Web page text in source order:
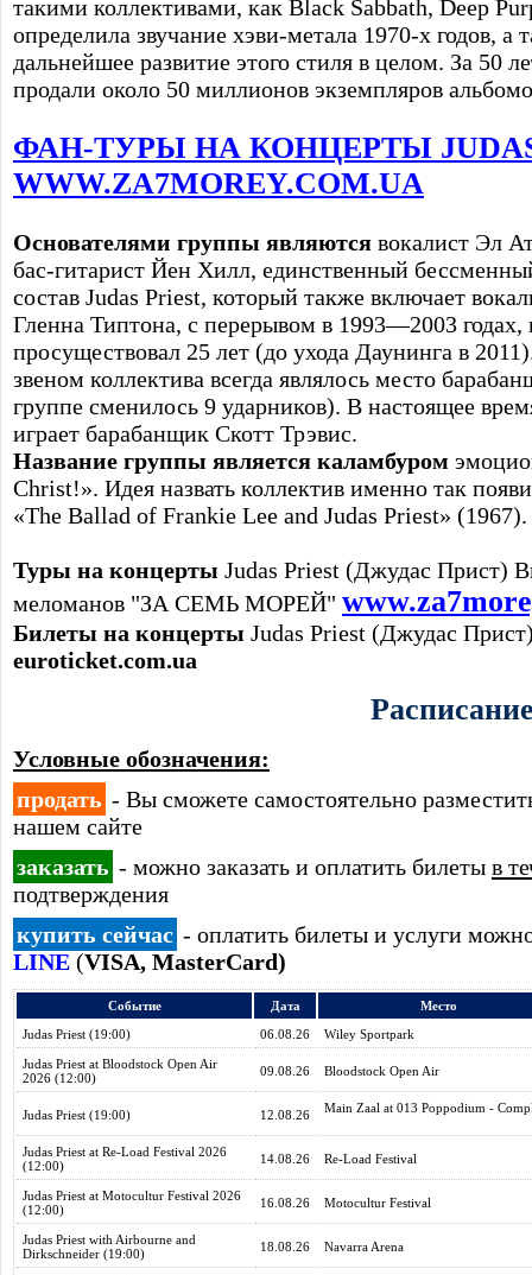
такими коллективами, как Black Sabbath, Deep
определила звучание хэви-метала 1970-х годов, а
дальнейшее развитие этого стиля в целом. За 50
продали около 50 миллионов экземпляров
ФАН-ТУРЫ НА КОНЦЕРТЫ JUDAS
WWW.ZA7MOREY.COM.UA
Основателями группы являются вокалист Эл
бас-гитарист Йен Хилл, единственный
состав Judas Priest, который также включает
Гленна Типтона, с перерывом в 1993—2003
просуществовал 25 лет (до ухода Даунинга в
звеном коллектива всегда являлось место
группе сменилось 9 ударников). В настоящее
играет барабанщик Скотт Трэвис.
Название группы является каламбуром
Christ!». Идея назвать коллектив именно так
«The Ballad of Frankie Lee and Judas Priest» (1967).
Туры на концерты Judas Priest (Джудас Прист)
меломанов "ЗА СЕМЬ МОРЕЙ"
Билеты на концерты Judas Priest (Джудас
euroticket.com.ua
Условные обозначения:
продать - Вы сможете самостоятельно
нашем сайте
заказать - можно заказать и оплатить билеты в
подтверждения
купить сейчас - оплатить билеты и услуги
LINE (VISA, MasterCard)
Событие Дата
Место
Judas Priest (19:00)
06.08.26 Wiley Sportpark
Judas Priest at Bloodstock Open Air
2026 (12:00)
09.08.26 Bloodstock Open Air
Judas Priest (19:00) 12.08.26 Main Zaal at 013 Poppodium -
Judas Priest at Re-Load Festival 2026
(12:00)
14.08.26 Re-Load Festival
Judas Priest at Motocultur Festival 2026
(12:00)
16.08.26 Motocultur Festival
Judas Priest with Airbourne and
Dirkschneider (19:00)
18.08.26 Navarra Arena